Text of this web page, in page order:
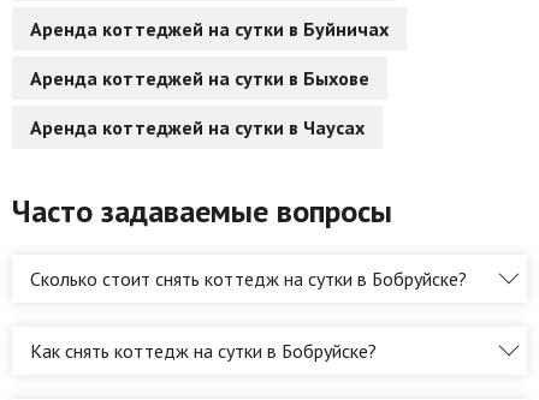
Агентства
Ремонт квартир
Грузовое такси
Реклама на сайте
Аренда коттеджей на сутки в Буйничах
Аренда коттеджей на сутки в Быхове
Аренда коттеджей на сутки в Чаусах
Часто задаваемые вопросы
Сколько стоит снять коттедж на сутки в Бобруйске?
Как снять коттедж на сутки в Бобруйске?